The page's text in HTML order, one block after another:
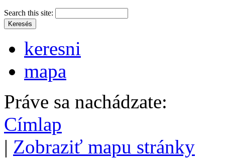
Search this site:
keresni
mapa
Práve sa nachádzate:
Címlap
| Zobraziť mapu stránky